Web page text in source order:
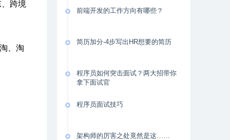
跨境
、淘
前端开发的工作方向有哪些？
简历加分-4步写出HR想要的简历
程序员如何突击面试？两大招带你
拿下面试官
程序员面试技巧
架构师的厉害之处竟然是这……